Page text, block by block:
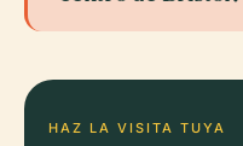
HAZ LA VISITA TUYA